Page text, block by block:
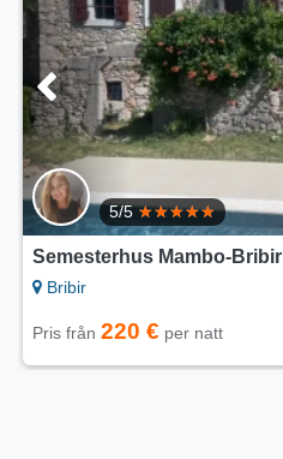
5/5
Semesterhus Mambo-Bribir
Bribir
Pris från 220 € per natt